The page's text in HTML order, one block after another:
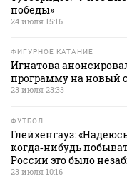
победы»
24 июля 15:16
ФИГУРНОЕ КАТАНИЕ
Игнатова
программу на новый
23 июля 23:33
ФУТБОЛ
Глейхенгауз:
когда‑нибудь
России это было
23 июля 10:16